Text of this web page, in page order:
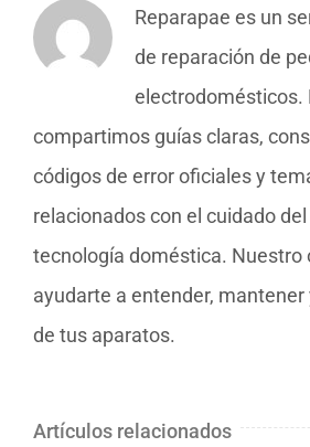
Reparapae es un
de reparación de
electrodomésticos.
compartimos guías claras,
códigos de error oficiales y
relacionados con el cuidado
tecnología doméstica. Nuestro
ayudarte a entender, mantener
de tus aparatos.
Artículos relacionados